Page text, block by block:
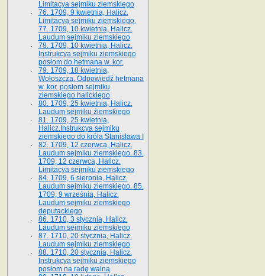
Limitacya sejmiku ziemskiego
76. 1709, 9 kwietnia, Halicz.
Limitacya sejmiku ziemskiego.
77. 1709, 10 kwietnia, Halicz.
Laudum sejmiku ziemskiego
78. 1709, 10 kwietnia, Halicz.
Instrukcya sejmiku ziemskiego
posłom do hetmana w. kor.
79. 1709, 18 kwietnia,
Wołoszcza. Odpowiedź hetmana
w. kor. posłom sejmiku
ziemskiego halickiego
80. 1709, 25 kwietnia, Halicz.
Laudum sejmiku ziemskiego
81. 1709, 25 kwietnia,
Halicz.Instrukcya sejmiku
ziemskiego do króla Stanisława I
82. 1709, 12 czerwca, Halicz.
Laudum sejmiku ziemskiego. 83.
1709, 12 czerwca, Halicz.
Limitacya sejmiku ziemskiego
84. 1709, 6 sierpnia, Halicz.
Laudum sejmiku ziemskiego. 85.
1709, 9 września, Halicz.
Laudum sejmiku ziemskiego
deputackiego
86. 1710, 3 stycznia, Halicz.
Laudum sejmiku ziemskiego
87. 1710, 20 stycznia, Halicz.
Laudum sejmiku ziemskiego
88. 1710, 20 stycznia, Halicz.
Instrukcya sejmiku ziemskiego
posłom na radę walną